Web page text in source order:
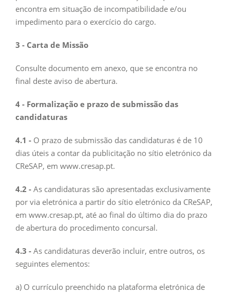
encontra em situação de incompatibilidade e/ou
impedimento para o exercício do cargo.
3 - Carta de Missão
Consulte documento em anexo, que se encontra no
final deste aviso de abertura.
4 - Formalização e prazo de submissão das
candidaturas
4.1 - O prazo de submissão das candidaturas é de 10
dias úteis a contar da publicitação no sítio eletrónico da
CReSAP, em www.cresap.pt.
4.2 - As candidaturas são apresentadas exclusivamente
por via eletrónica a partir do sítio eletrónico da CReSAP,
em www.cresap.pt, até ao final do último dia do prazo
de abertura do procedimento concursal.
4.3 - As candidaturas deverão incluir, entre outros, os
seguintes elementos:
a) O currículo preenchido na plataforma eletrónica de